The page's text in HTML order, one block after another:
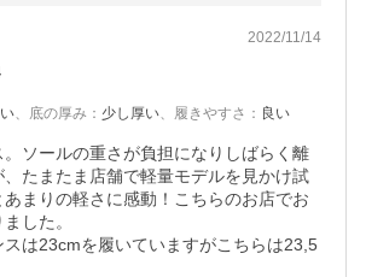
2022/11/14
、 底の厚み ： 少し厚い、 履きやすさ ： 良い
ソールの重さが負担になりしばらく離
たまたま店舗で軽量モデルを見かけ試
あまりの軽さに感動！こちらのお店でお
した。
は23cmを履いていますがこちらは23,5